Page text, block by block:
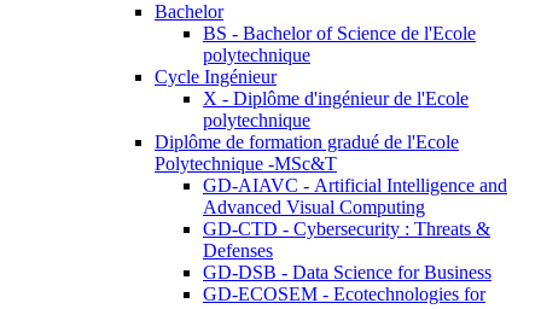
Bachelor
BS - Bachelor of Science de l'Ecole
polytechnique
Cycle Ingénieur
X - Diplôme d'ingénieur de l'Ecole
polytechnique
Diplôme de formation gradué de l'Ecole
Polytechnique -MSc&T
GD-AIAVC - Artificial Intelligence and
Advanced Visual Computing
GD-CTD - Cybersecurity : Threats &
Defenses
GD-DSB - Data Science for Business
GD-ECOSEM - Ecotechnologies for